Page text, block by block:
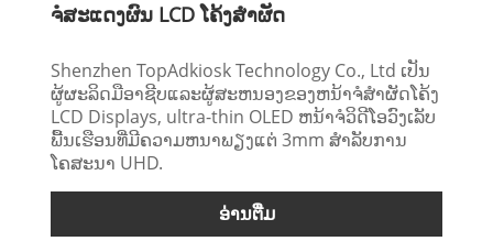
ຈໍສະແດງຜົນ LCD ໂຄ້ງສໍາຜັດ
Shenzhen TopAdkiosk Technology Co., Ltd ເປັນ
ຜູ້ຜະລິດມືອາຊີບແລະຜູ້ສະຫນອງຂອງຫນ້າຈໍສໍາຜັດໂຄ້ງ
LCD Displays, ultra-thin OLED ຫນ້າຈໍວິດີໂອວົງເລັບ
ພື້ນເຮືອນທີ່ມີຄວາມຫນາພຽງແຕ່ 3mm ສໍາລັບການ
ໂຄສະນາ UHD.
ອ່ານ​ຕື່ມ